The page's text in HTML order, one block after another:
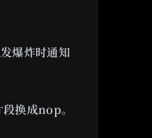
爆炸时通知
换成nop。